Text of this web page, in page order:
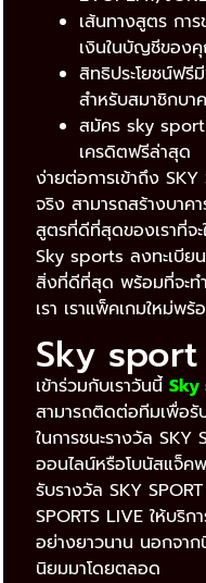
เส้นทางสูตร กา
เงินในบัญชีของ
สิทธิประโยชน์ฟ
สำหรับสมาชิกบา
สมัคร sky sport
เครดิตฟรีล่าสุด
ง่ายต่อการเข้าถึง SKY
จริง สามารถสร้างบา
สูตรที่ดีที่สุดของเราที่จ
Sky sports ลงทะเบีย
สิ่งที่ดีที่สุด พร้อมที่จะท
เรา เราแพ็คเกมใหม่พร้
Sky
เข้าร่วมกับเราวันนี้
สามารถติดต่อทีมเพื่อรั
ในการชนะรางวัล
ออนไลน์หรือโบนัสแจ็ค
รับรางวัล SKY
SPORTS LIVE ให้บริ
อย่างยาวนาน นอกจาก
นิยมมาโดยตลอด